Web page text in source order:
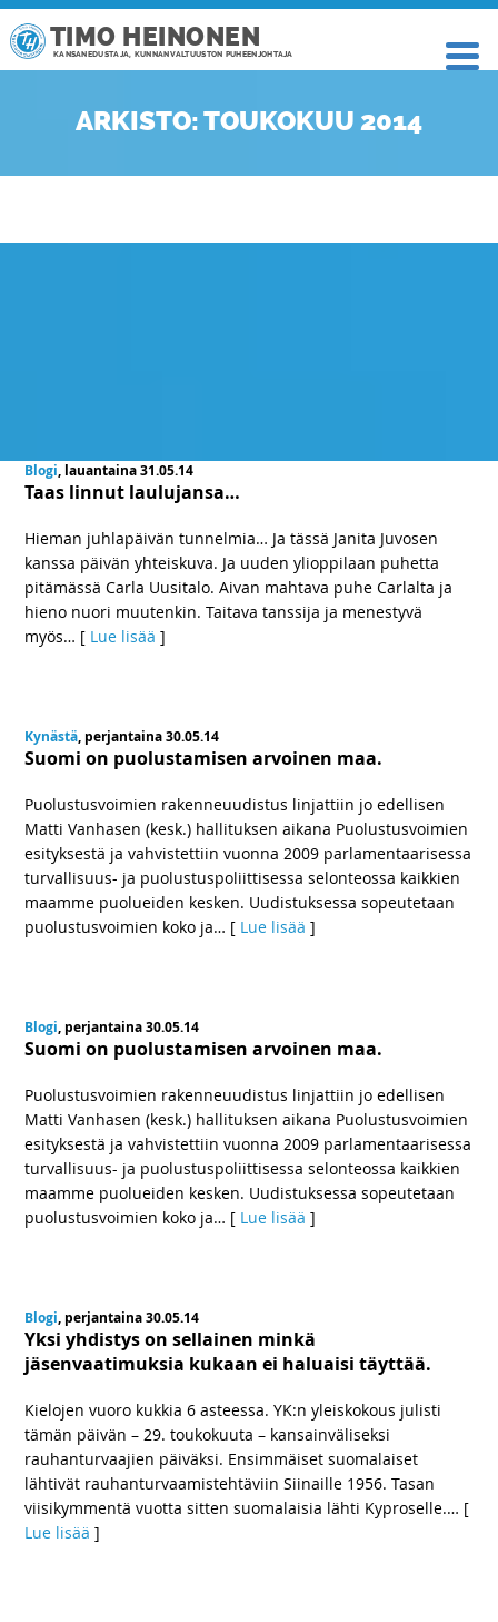
TIMO HEINONEN
KANSANEDUSTAJA, KUNNANVALTUUSTON PUHEENJOHTAJA
ARKISTO: TOUKOKUU 2014
Blogi, lauantaina 31.05.14
Taas linnut laulujansa…
Hieman juhlapäivän tunnelmia… Ja tässä Janita Juvosen
kanssa päivän yhteiskuva. Ja uuden ylioppilaan puhetta
pitämässä Carla Uusitalo. Aivan mahtava puhe Carlalta ja
hieno nuori muutenkin. Taitava tanssija ja menestyvä
myös… [ Lue lisää ]
Kynästä, perjantaina 30.05.14
Suomi on puolustamisen arvoinen maa.
Puolustusvoimien rakenneuudistus linjattiin jo edellisen
Matti Vanhasen (kesk.) hallituksen aikana Puolustusvoimien
esityksestä ja vahvistettiin vuonna 2009 parlamentaarisessa
turvallisuus- ja puolustuspoliittisessa selonteossa kaikkien
maamme puolueiden kesken. Uudistuksessa sopeutetaan
puolustusvoimien koko ja… [ Lue lisää ]
Blogi, perjantaina 30.05.14
Suomi on puolustamisen arvoinen maa.
Puolustusvoimien rakenneuudistus linjattiin jo edellisen
Matti Vanhasen (kesk.) hallituksen aikana Puolustusvoimien
esityksestä ja vahvistettiin vuonna 2009 parlamentaarisessa
turvallisuus- ja puolustuspoliittisessa selonteossa kaikkien
maamme puolueiden kesken. Uudistuksessa sopeutetaan
puolustusvoimien koko ja… [ Lue lisää ]
Blogi, perjantaina 30.05.14
Yksi yhdistys on sellainen minkä
jäsenvaatimuksia kukaan ei haluaisi täyttää.
Kielojen vuoro kukkia 6 asteessa. YK:n yleiskokous julisti
tämän päivän – 29. toukokuuta – kansainväliseksi
rauhanturvaajien päiväksi. Ensimmäiset suomalaiset
lähtivät rauhanturvaamistehtäviin Siinaille 1956. Tasan
viisikymmentä vuotta sitten suomalaisia lähti Kyproselle.… [
Lue lisää ]